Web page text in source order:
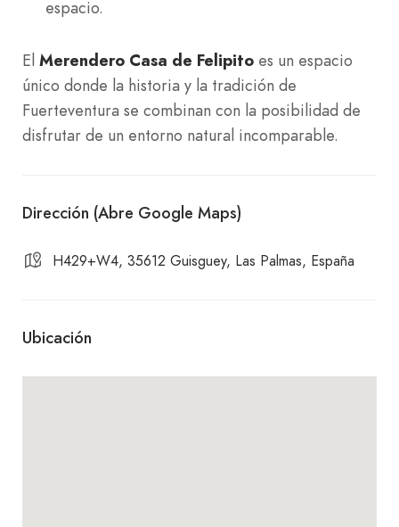
espacio.
El Merendero Casa de Felipito es un espacio
único donde la historia y la tradición de
Fuerteventura se combinan con la posibilidad de
disfrutar de un entorno natural incomparable.
Dirección (Abre Google Maps)
H429+W4, 35612 Guisguey, Las Palmas, España
Ubicación